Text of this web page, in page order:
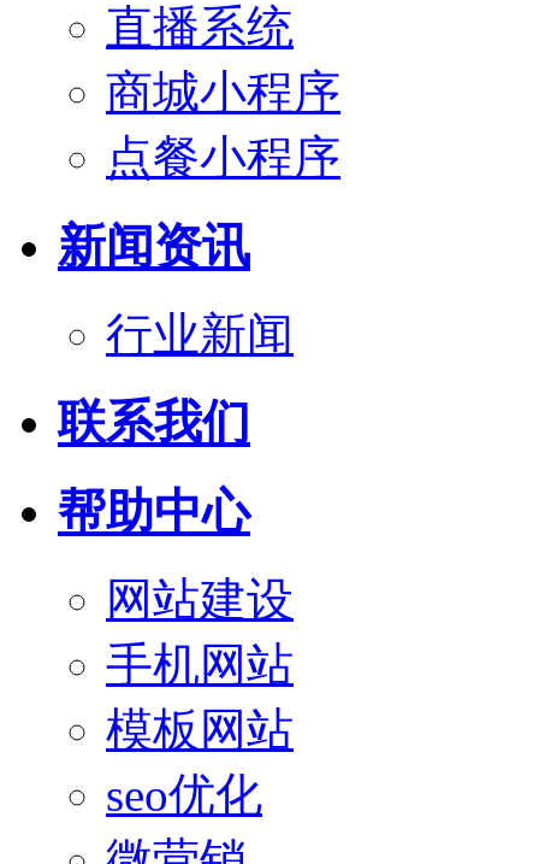
直播系统
商城小程序
点餐小程序
新闻资讯
行业新闻
联系我们
帮助中心
网站建设
手机网站
模板网站
seo优化